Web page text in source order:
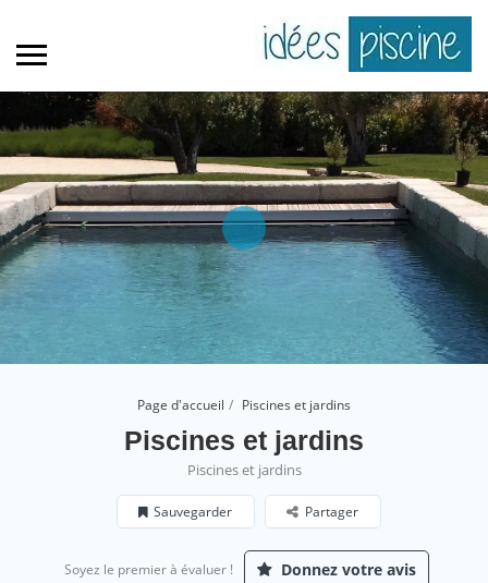
Page d'accueil Piscines et jardins
Piscines et jardins
Piscines et jardins
Sauvegarder Partager
Soyez le premier à évaluer ! Donnez votre avis